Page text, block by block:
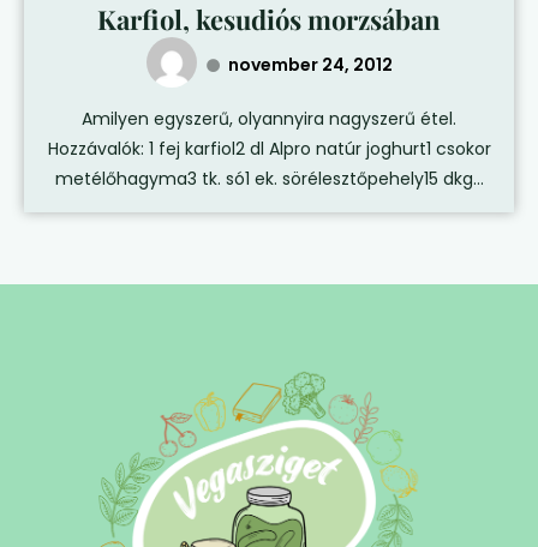
Karfiol, kesudiós morzsában
november 24, 2012
Amilyen egyszerű, olyannyira nagyszerű étel.
Hozzávalók: 1 fej karfiol2 dl Alpro natúr joghurt1 csokor
metélőhagyma3 tk. só1 ek. sörélesztőpehely15 dkg...